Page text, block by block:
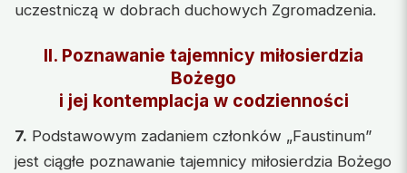
uczestniczą w dobrach duchowych Zgromadzenia.
II. Poznawanie tajemnicy miłosierdzia
Bożego
i jej kontemplacja w codzienności
7. Podstawowym zadaniem członków „Faustinum”
jest ciągłe poznawanie tajemnicy miłosierdzia Bożego